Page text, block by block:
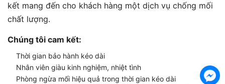
kết mang đến cho khách hàng một dịch vụ chống mối
chất lượng.
Chúng tôi cam kết:
Thời gian bảo hành kéo dài
Nhân viên giàu kinh nghiệm, nhiệt tình
Phòng ngừa mối hiệu quả trong thời gian kéo dài